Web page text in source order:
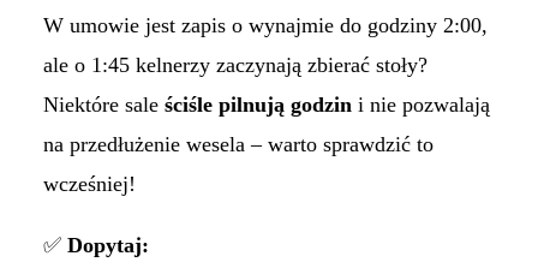
W umowie jest zapis o wynajmie do godziny 2:00,
ale o 1:45 kelnerzy zaczynają zbierać stoły?
Niektóre sale ściśle pilnują godzini nie pozwalają
na przedłużenie wesela – warto sprawdzić to
wcześniej!
✅ Dopytaj: